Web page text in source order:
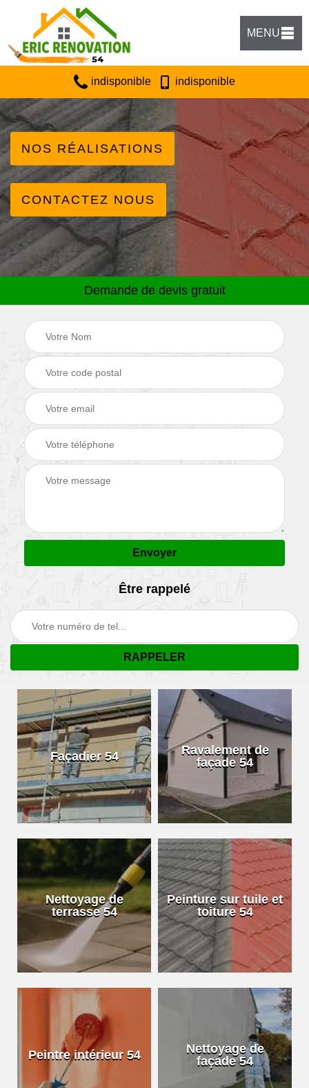
MENU
indisponible indisponible
NOS RÉALISATIONS
CONTACTEZ NOUS
Demande de devis gratuit
Être rappelé
Façadier 54
Ravalement de
façade 54
Nettoyage de
terrasse 54
Peinture sur tuile et
toiture 54
Peintre intérieur 54
Nettoyage de
façade 54